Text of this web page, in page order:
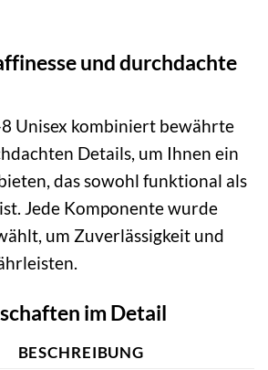
und durchdachte
8 Unisex kombiniert bewährte
Details, um Ihnen ein
das sowohl funktional als
Jede Komponente wurde
um Zuverlässigkeit und
im Detail
BESCHREIBUNG